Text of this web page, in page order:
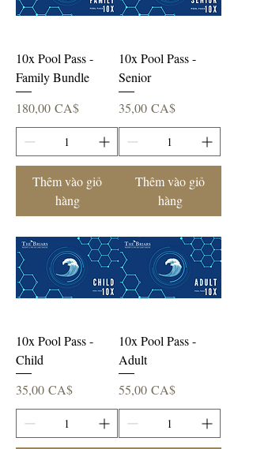
10x Pool Pass -
Family Bundle
Giá
180,00 CA$
Thêm vào giỏ
hàng
10x Pool Pass -
Senior
Giá
35,00 CA$
Thêm vào giỏ
hàng
10x Pool Pass -
Child
Giá
35,00 CA$
10x Pool Pass -
Adult
Giá
55,00 CA$